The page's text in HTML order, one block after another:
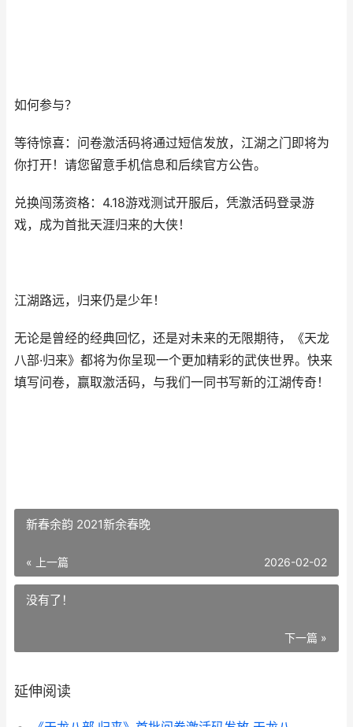
如何参与？
等待惊喜：问卷激活码将通过短信发放，江湖之门即将为
你打开！请您留意手机信息和后续官方公告。
兑换闯荡资格：4.18游戏测试开服后，凭激活码登录游
戏，成为首批天涯归来的大侠！
江湖路远，归来仍是少年！
无论是曾经的经典回忆，还是对未来的无限期待，《天龙
八部·归来》都将为你呈现一个更加精彩的武侠世界。快来
填写问卷，赢取激活码，与我们一同书写新的江湖传奇！
新春余韵 2021新余春晚
« 上一篇 2026-02-02
没有了！
下一篇 »
延伸阅读